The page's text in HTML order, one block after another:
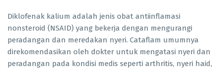
Diklofenak kalium adalah jenis obat antiinflamasi
nonsteroid (NSAID) yang bekerja dengan mengurangi
peradangan dan meredakan nyeri. Cataflam umumnya
direkomendasikan oleh dokter untuk mengatasi nyeri dan
peradangan pada kondisi medis seperti arthritis, nyeri haid,